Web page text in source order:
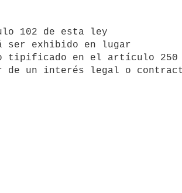
102 de esta ley
ser exhibido en lugar
en el artículo 250